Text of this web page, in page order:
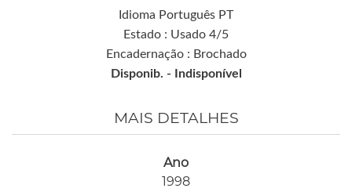
Idioma Português PT
Estado : Usado 4/5
Encadernação : Brochado
Disponib. -
Indisponível
MAIS DETALHES
Ano
1998